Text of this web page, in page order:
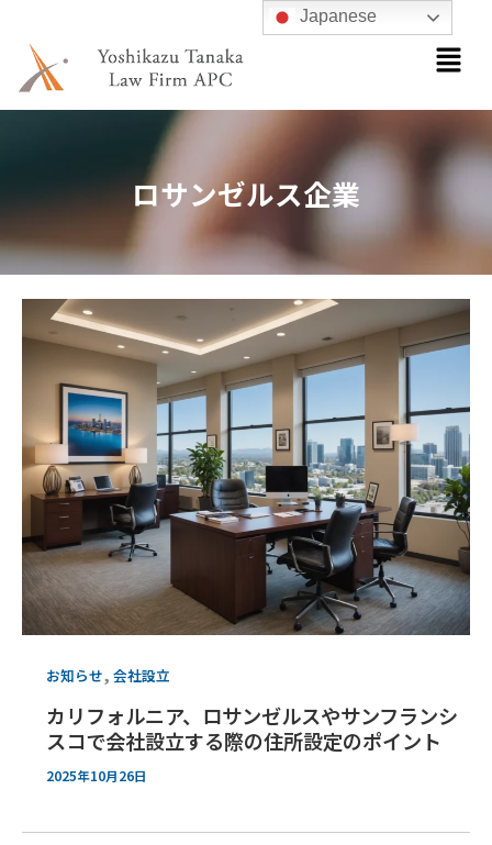
メ
ニ
ー
ロサンゼルス企業
お知らせ, 会社設立
カリフォルニア、ロサンゼルスやサンフランシ
スコで会社設立する際の住所設定のポイント
2025年10月26日
Japanese